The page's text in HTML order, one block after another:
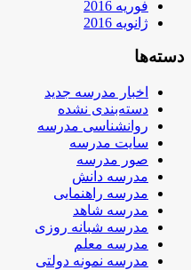
فوریه 2016
ژانویه 2016
دسته‌ها
اخبار مدرسه جدید
دسته‌بندی نشده
روانشناسی مدرسه
سایت مدرسه
صور مدرسه
مدرسه دانش
مدرسه راهنمایی
مدرسه شاهد
مدرسه شبانه روزی
مدرسه معلم
مدرسه نمونه دولتی